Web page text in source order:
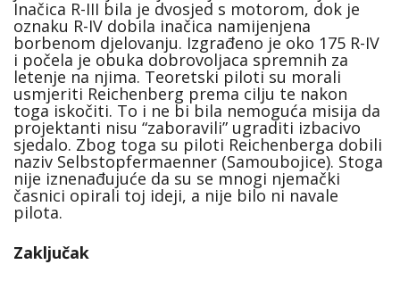
Inačica R-III bila je dvosjed s motorom, dok je
oznaku R-IV dobila inačica namijenjena
borbenom djelovanju. Izgrađeno je oko 175 R-IV
i počela je obuka dobrovoljaca spremnih za
letenje na njima. Teoretski piloti su morali
usmjeriti Reichenberg prema cilju te nakon
toga iskočiti. To i ne bi bila nemoguća misija da
projektanti nisu “zaboravili” ugraditi izbacivo
sjedalo. Zbog toga su piloti Reichenberga dobili
naziv Selbstopfermaenner (Samoubojice). Stoga
nije iznenađujuće da su se mnogi njemački
časnici opirali toj ideji, a nije bilo ni navale
pilota.
Zaključak